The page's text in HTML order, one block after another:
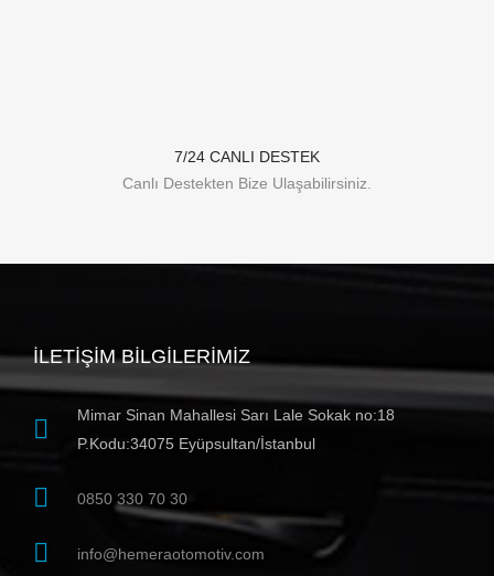
7/24 CANLI DESTEK
Canlı Destekten Bize Ulaşabilirsiniz.
İLETIŞIM BILGILERIMIZ
Mimar Sinan Mahallesi Sarı Lale Sokak no:18
P.Kodu:34075 Eyüpsultan/İstanbul
0850 330 70 30
info@hemeraotomotiv.com